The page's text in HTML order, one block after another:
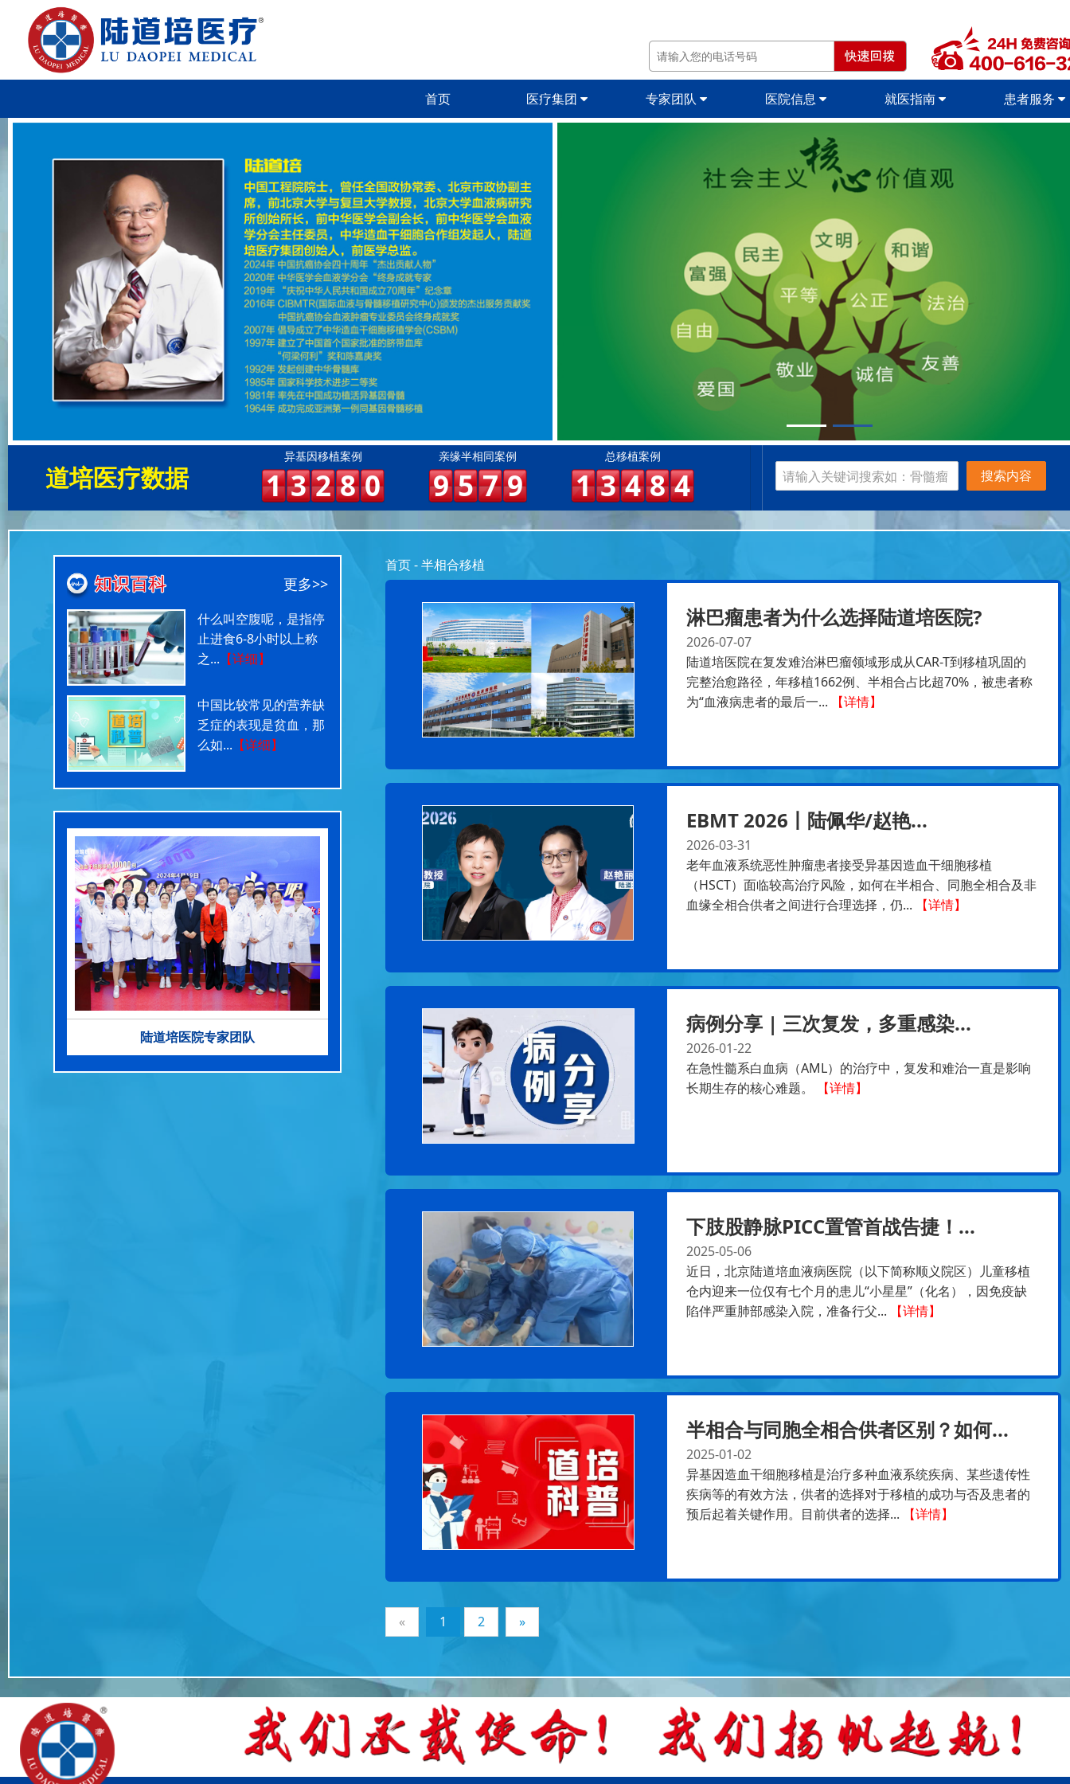
首页 医疗集团 专家团队 医院信息 就医指南 患者服务
道培医疗数据
异基因移植案例
1 3 2 8 0
亲缘半相同案例
9 5 7 9
总移植案例
1 3 4 8 4 搜索内容
更多>>
什么叫空腹呢，是指停
止进食6-8小时以上称
之... 【详细】
中国比较常见的营养缺
乏症的表现是贫血，那
么如... 【详细】
陆道培医院专家团队
首页-半相合移植
淋巴瘤患者为什么选择陆道培医院?
2026-07-07
陆道培医院在复发难治淋巴瘤领域形成从CAR-T到移植巩固的
完整治愈路径，年移植1662例、半相合占比超70%，被患者称
为“血液病患者的最后一...
【详情】
EBMT 2026丨陆佩华/赵艳...
2026-03-31
老年血液系统恶性肿瘤患者接受异基因造血干细胞移植
（HSCT）面临较高治疗风险，如何在半相合、同胞全相合及非
血缘全相合供者之间进行合理选择，仍...
【详情】
病例分享 | 三次复发，多重感染...
2026-01-22
在急性髓系白血病（AML）的治疗中，复发和难治一直是影响
长期生存的核心难题。
【详情】
下肢股静脉PICC置管首战告捷！...
2025-05-06
近日，北京陆道培血液病医院（以下简称顺义院区）儿童移植
仓内迎来一位仅有七个月的患儿“小星星”（化名），因免疫缺
陷伴严重肺部感染入院，准备行父...
【详情】
半相合与同胞全相合供者区别？如何...
2025-01-02
异基因造血干细胞移植是治疗多种血液系统疾病、某些遗传性
疾病等的有效方法，供者的选择对于移植的成功与否及患者的
预后起着关键作用。目前供者的选择...
【详情】
« 1 2 »